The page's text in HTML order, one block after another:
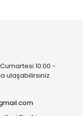
10:00 -
ulaşabilirsiniz.